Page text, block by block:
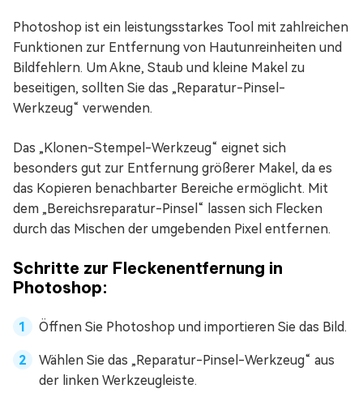
Photoshop ist ein leistungsstarkes Tool mit zahlreichen
Funktionen zur Entfernung von Hautunreinheiten und
Bildfehlern. Um Akne, Staub und kleine Makel zu
beseitigen, sollten Sie das „Reparatur-Pinsel-
Werkzeug“ verwenden.
Das „Klonen-Stempel-Werkzeug“ eignet sich
besonders gut zur Entfernung größerer Makel, da es
das Kopieren benachbarter Bereiche ermöglicht. Mit
dem „Bereichsreparatur-Pinsel“ lassen sich Flecken
durch das Mischen der umgebenden Pixel entfernen.
Schritte zur Fleckenentfernung in
Photoshop:
Öffnen Sie Photoshop und importieren Sie das Bild.
Wählen Sie das „Reparatur-Pinsel-Werkzeug“ aus
der linken Werkzeugleiste.